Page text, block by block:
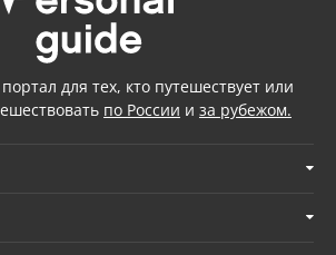
для тех, кто путешествует или
по России и за рубежом.